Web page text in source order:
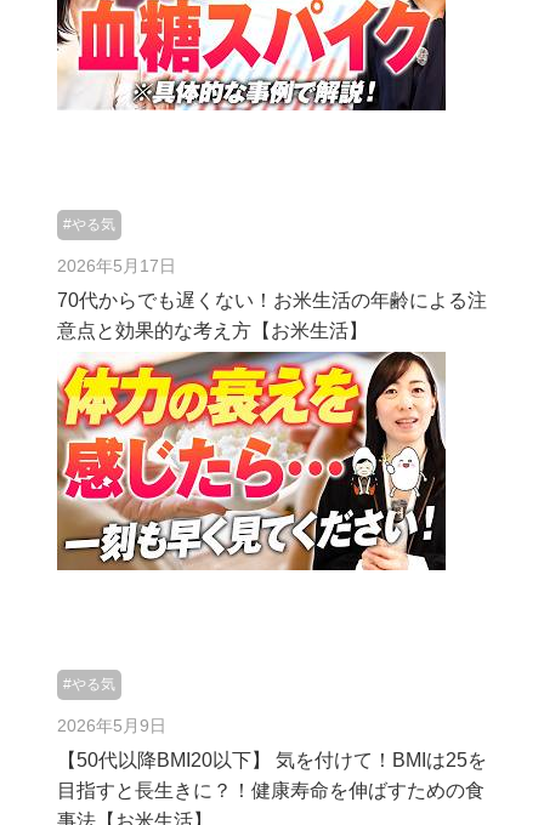
#やる気
2026年5月17日
70代からでも遅くない！お米生活の年齢による注
意点と効果的な考え方【お米生活】
#やる気
2026年5月9日
【50代以降BMI20以下】 気を付けて！BMIは25を
目指すと長生きに？！健康寿命を伸ばすための食
事法【お米生活】